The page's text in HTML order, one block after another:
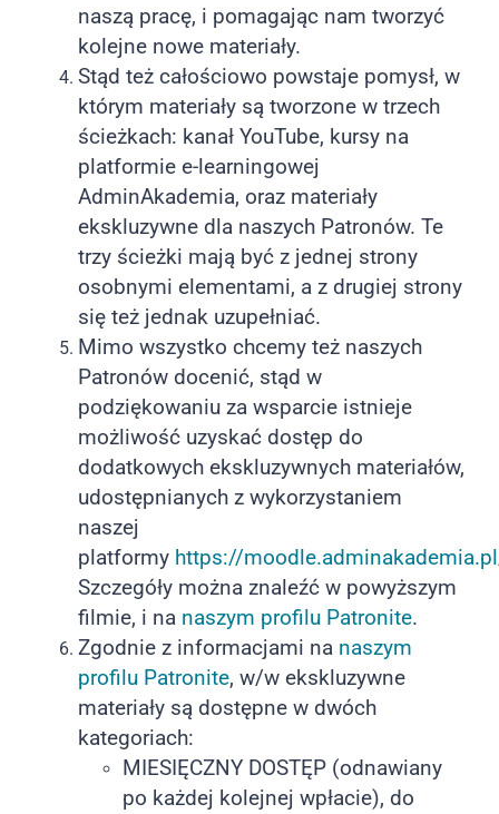
naszą pracę, i pomagając nam tworzyć
kolejne nowe materiały.
Stąd też całościowo powstaje pomysł, w
którym materiały są tworzone w trzech
ścieżkach: kanał YouTube, kursy na
platformie e-learningowej
AdminAkademia, oraz materiały
ekskluzywne dla naszych Patronów. Te
trzy ścieżki mają być z jednej strony
osobnymi elementami, a z drugiej strony
się też jednak uzupełniać.
Mimo wszystko chcemy też naszych
Patronów docenić, stąd w
podziękowaniu za wsparcie istnieje
możliwość uzyskać dostęp do
dodatkowych ekskluzywnych materiałów,
udostępnianych z wykorzystaniem
naszej
platformy https://
Szczegóły można znaleźć w powyższym
filmie, i na naszym profilu Patronite.
Zgodnie z informacjami na naszym
profilu Patronite, w/w ekskluzywne
materiały są dostępne w dwóch
kategoriach:
MIESIĘCZNY DOSTĘP (odnawiany
po każdej kolejnej wpłacie), do